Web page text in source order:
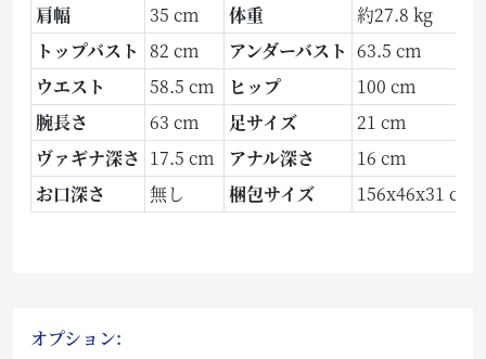
肩幅
35 cm 体重
約27.8 kg
トップバスト 82 cm アンダーバスト 63.5 cm
ウエスト
58.5 cm ヒップ
100 cm
腕長さ
63 cm 足サイズ
21 cm
ヴァギナ深さ 17.5 cm アナル深さ
16 cm
お口深さ
無し 梱包サイズ 156x46x31 cm
オプション: